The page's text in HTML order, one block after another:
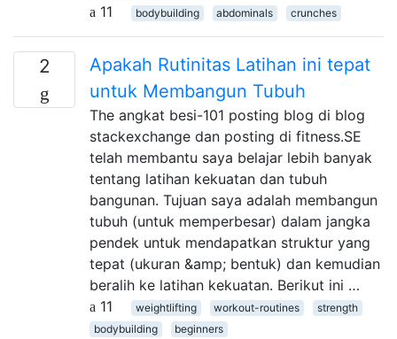
11
bodybuilding abdominals crunches
2
Apakah Rutinitas Latihan ini tepat
untuk Membangun Tubuh
The angkat besi-101 posting blog di blog
stackexchange dan posting di fitness.SE
telah membantu saya belajar lebih banyak
tentang latihan kekuatan dan tubuh
bangunan. Tujuan saya adalah membangun
tubuh (untuk memperbesar) dalam jangka
pendek untuk mendapatkan struktur yang
tepat (ukuran &amp; bentuk) dan kemudian
beralih ke latihan kekuatan. Berikut ini …
11
weightlifting workout-routines
strength
bodybuilding
beginners